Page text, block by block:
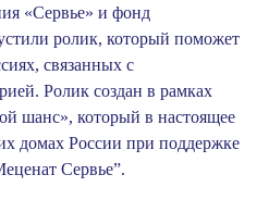
«Сервье» и фонд
ролик, который поможет
связанных с
Ролик создан в рамках
шанс», который в настоящее
домах России при поддержке
Сервье”.